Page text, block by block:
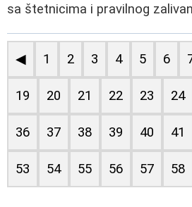
sa štetnicima i pravilnog
◀ 1 2 3 4 5 6
19 20 21 22 23 24
36 37 38 39 40 41
53 54 55 56 57 58